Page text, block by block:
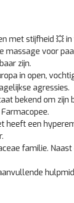
met stijfheid 💥
massage voor
zijn.
in open,
agressies.
bekend om zijn
heeft een
familie.